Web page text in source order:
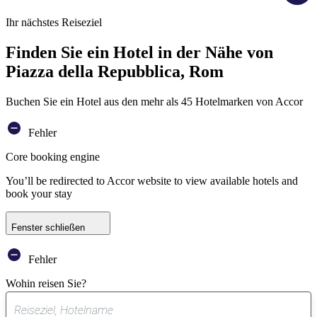
Ihr nächstes Reiseziel
Finden Sie ein Hotel in der Nähe von
Piazza della Repubblica, Rom
Buchen Sie ein Hotel aus den mehr als 45 Hotelmarken von Accor
Fehler
Core booking engine
You’ll be redirected to Accor website to view available hotels and
book your stay
Fenster schließen
Fehler
Wohin reisen Sie?